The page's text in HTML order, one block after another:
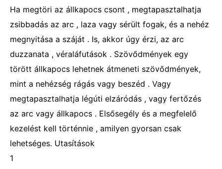
Ha megtöri az állkapocs csont , megtapasztalhatja
zsibbadás az arc , laza vagy sérült fogak, és a nehéz
megnyitása a száját . Is, akkor úgy érzi, az arc
duzzanata , véraláfutások . Szövődmények egy
törött állkapocs lehetnek átmeneti szövődmények,
mint a nehézség rágás vagy beszéd . Vagy
megtapasztalhatja légúti elzáródás , vagy fertőzés
az arc vagy állkapocs . Elsősegély és a megfelelő
kezelést kell történnie , amilyen gyorsan csak
lehetséges. Utasítások
1